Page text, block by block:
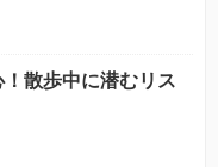
散歩中に潜むリス